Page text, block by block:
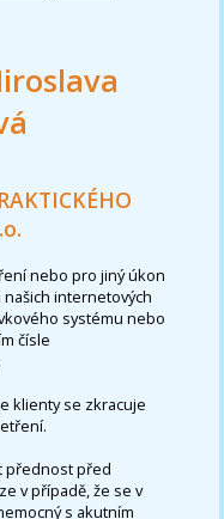
nebo pro jiný úkon
internetových
systému nebo
čísle
klienty se zkracuje
přednost před
v případě, že se v
s akutním